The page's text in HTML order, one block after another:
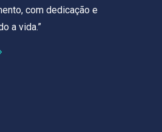
com dedicação e
a vida.”